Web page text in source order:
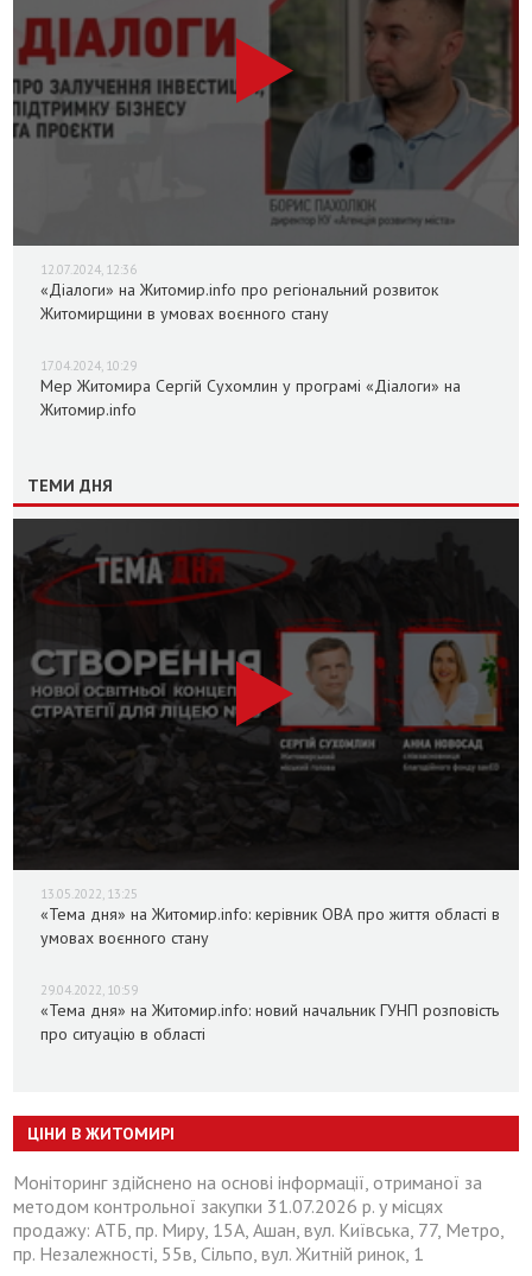
12.07.2024, 12:36
«Діалоги» на Житомир.info про регіональний розвиток
Житомирщини в умовах воєнного стану
17.04.2024, 10:29
Мер Житомира Сергій Сухомлин у програмі «Діалоги» на
Житомир.info
ТЕМИ ДНЯ
13.05.2022, 13:25
«Тема дня» на Житомир.info: керівник ОВА про життя області в
умовах воєнного стану
29.04.2022, 10:59
«Тема дня» на Житомир.info: новий начальник ГУНП розповість
про ситуацію в області
ЦІНИ В ЖИТОМИРІ
Моніторинг здійснено на основі інформації, отриманої за
методом контрольної закупки 31.07.2026 р. у місцях
продажу: АТБ, пр. Миру, 15А, Ашан, вул. Київська, 77, Метро,
пр. Незалежності, 55в, Сільпо, вул. Житній ринок, 1